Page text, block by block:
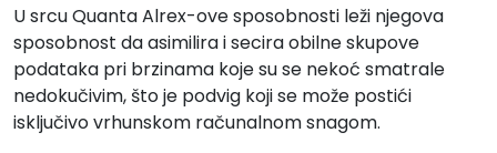
U srcu Quanta Alrex-ove sposobnosti leži njegova
sposobnost da asimilira i secira obilne skupove
podataka pri brzinama koje su se nekoć smatrale
nedokučivim, što je podvig koji se može postići
isključivo vrhunskom računalnom snagom.